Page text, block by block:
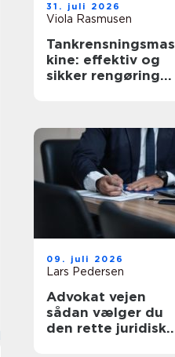
31. juli 2026
Viola Rasmusen
Tankrensningsmas
kine: effektiv og
sikker rengøring
09. juli 2026
Lars Pedersen
Advokat vejen
sådan vælger du
den rette juridiske